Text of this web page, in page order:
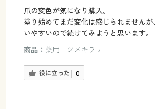
爪の変色が気になり購入。
塗り始めてまだ変化は感じられません
いやすいので続けてみようと思います。
商品： 薬用 ツメキラリ
役に立った 0